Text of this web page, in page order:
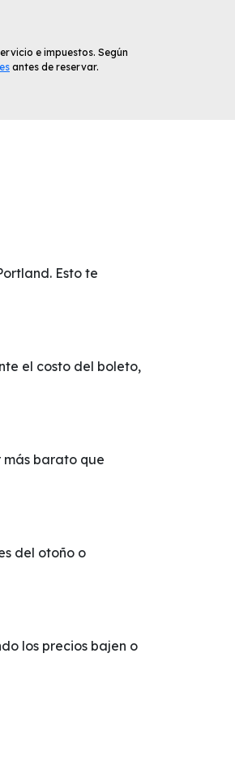
e impuestos. Según
antes de reservar.
Esto te
el costo del boleto,
más barato que
del otoño o
los precios bajen o